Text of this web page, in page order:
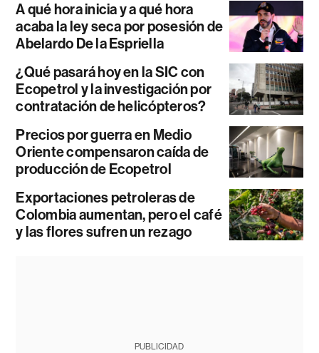
A qué hora inicia y a qué hora
acaba la ley seca por posesión de
Abelardo De la Espriella
¿Qué pasará hoy en la SIC con
Ecopetrol y la investigación por
contratación de helicópteros?
Precios por guerra en Medio
Oriente compensaron caída de
producción de Ecopetrol
Exportaciones petroleras de
Colombia aumentan, pero el café
y las flores sufren un rezago
PUBLICIDAD